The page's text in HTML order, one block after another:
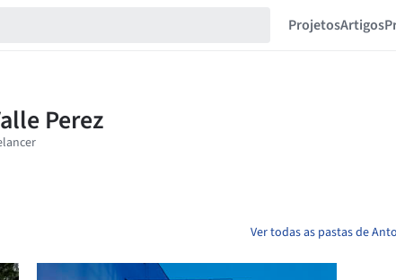
ProjetosArtigos
Ver todas as pastas de